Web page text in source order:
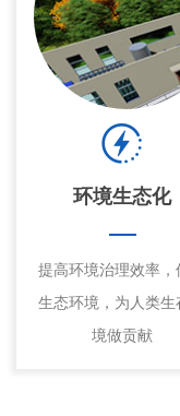
环境生态化
提高环境治理效率，
生态环境，为人类生
境做贡献